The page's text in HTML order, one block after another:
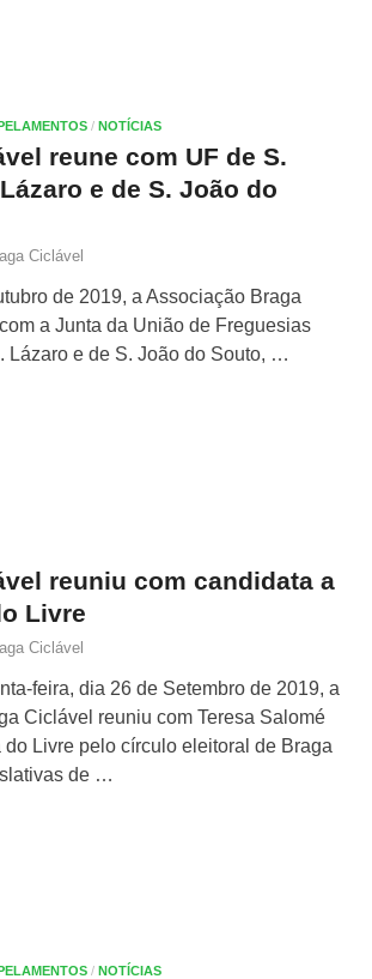
/ NOTÍCIAS
reune com UF de S.
e de S. João do
Ciclável
de 2019, a Associação Braga
a Junta da União de Freguesias
Lázaro e de S. João do Souto, …
reuniu com candidata a
Livre
Ciclável
feira, dia 26 de Setembro de 2019, a
Ciclável reuniu com Teresa Salomé
do Livre pelo círculo eleitoral de Braga
de …
/ NOTÍCIAS